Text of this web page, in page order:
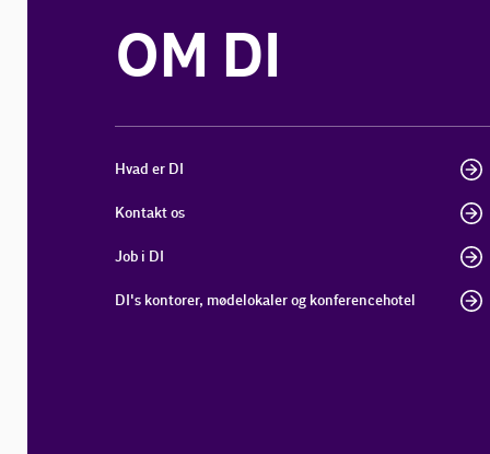
OM DI
Hvad er DI
Kontakt os
Job i DI
DI's kontorer, mødelokaler og konferencehotel